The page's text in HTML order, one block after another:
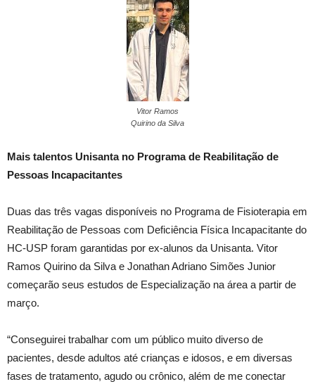
Vitor Ramos
Quirino da Silva
Mais talentos Unisanta no Programa de Reabilitação de
Pessoas Incapacitantes
Duas das três vagas disponíveis no Programa de Fisioterapia em
Reabilitação de Pessoas com Deficiência Física Incapacitante do
HC-USP foram garantidas por ex-alunos da Unisanta. Vitor
Ramos Quirino da Silva e Jonathan Adriano Simões Junior
começarão seus estudos de Especialização na área a partir de
março.
“Conseguirei trabalhar com um público muito diverso de
pacientes, desde adultos até crianças e idosos, e em diversas
fases de tratamento, agudo ou crônico, além de me conectar